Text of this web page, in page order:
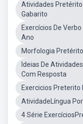
Atividades
Gabarito
Exercícios De
Ano
Morfologia
Ideias De
Com Resposta
Exercicios
AtividadeLíngua
4 Série